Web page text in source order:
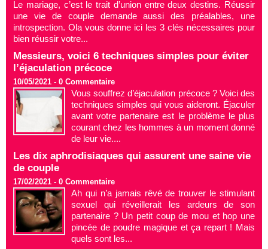
Le mariage, c’est le trait d’union entre deux destins. Réussir
une vie de couple demande aussi des préalables, une
introspection. Ola vous donne ici les 3 clés nécessaires pour
bien réussir votre...
Messieurs, voici 6 techniques simples pour éviter
l’éjaculation précoce
10/05/2021 - 0 Commentaire
Vous souffrez d’éjaculation précoce ? Voici des
techniques simples qui vous aideront. Éjaculer
avant votre partenaire est le problème le plus
courant chez les hommes à un moment donné
de leur vie....
Les dix aphrodisiaques qui assurent une saine vie
de couple
17/02/2021 - 0 Commentaire
Ah qui n’a jamais rêvé de trouver le stimulant
sexuel qui réveillerait les ardeurs de son
partenaire ? Un petit coup de mou et hop une
pincée de poudre magique et ça repart ! Mais
quels sont les...